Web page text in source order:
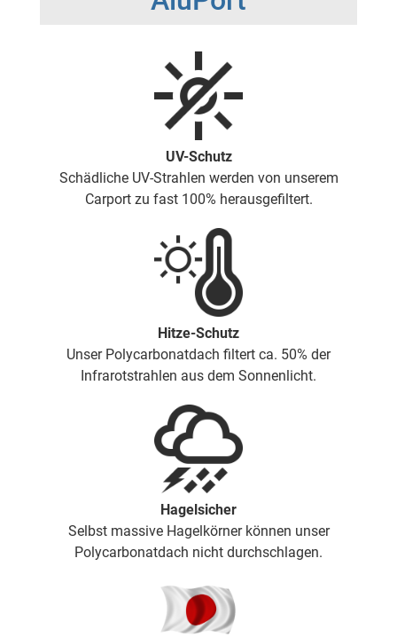
UV-Schutz
Schädliche UV-Strahlen werden von unserem
Carport zu fast 100% herausgefiltert.
Hitze-Schutz
Unser Polycarbonatdach filtert ca. 50% der
Infrarotstrahlen aus dem Sonnenlicht.
Hagelsicher
Selbst massive Hagelkörner können unser
Polycarbonatdach nicht durchschlagen.